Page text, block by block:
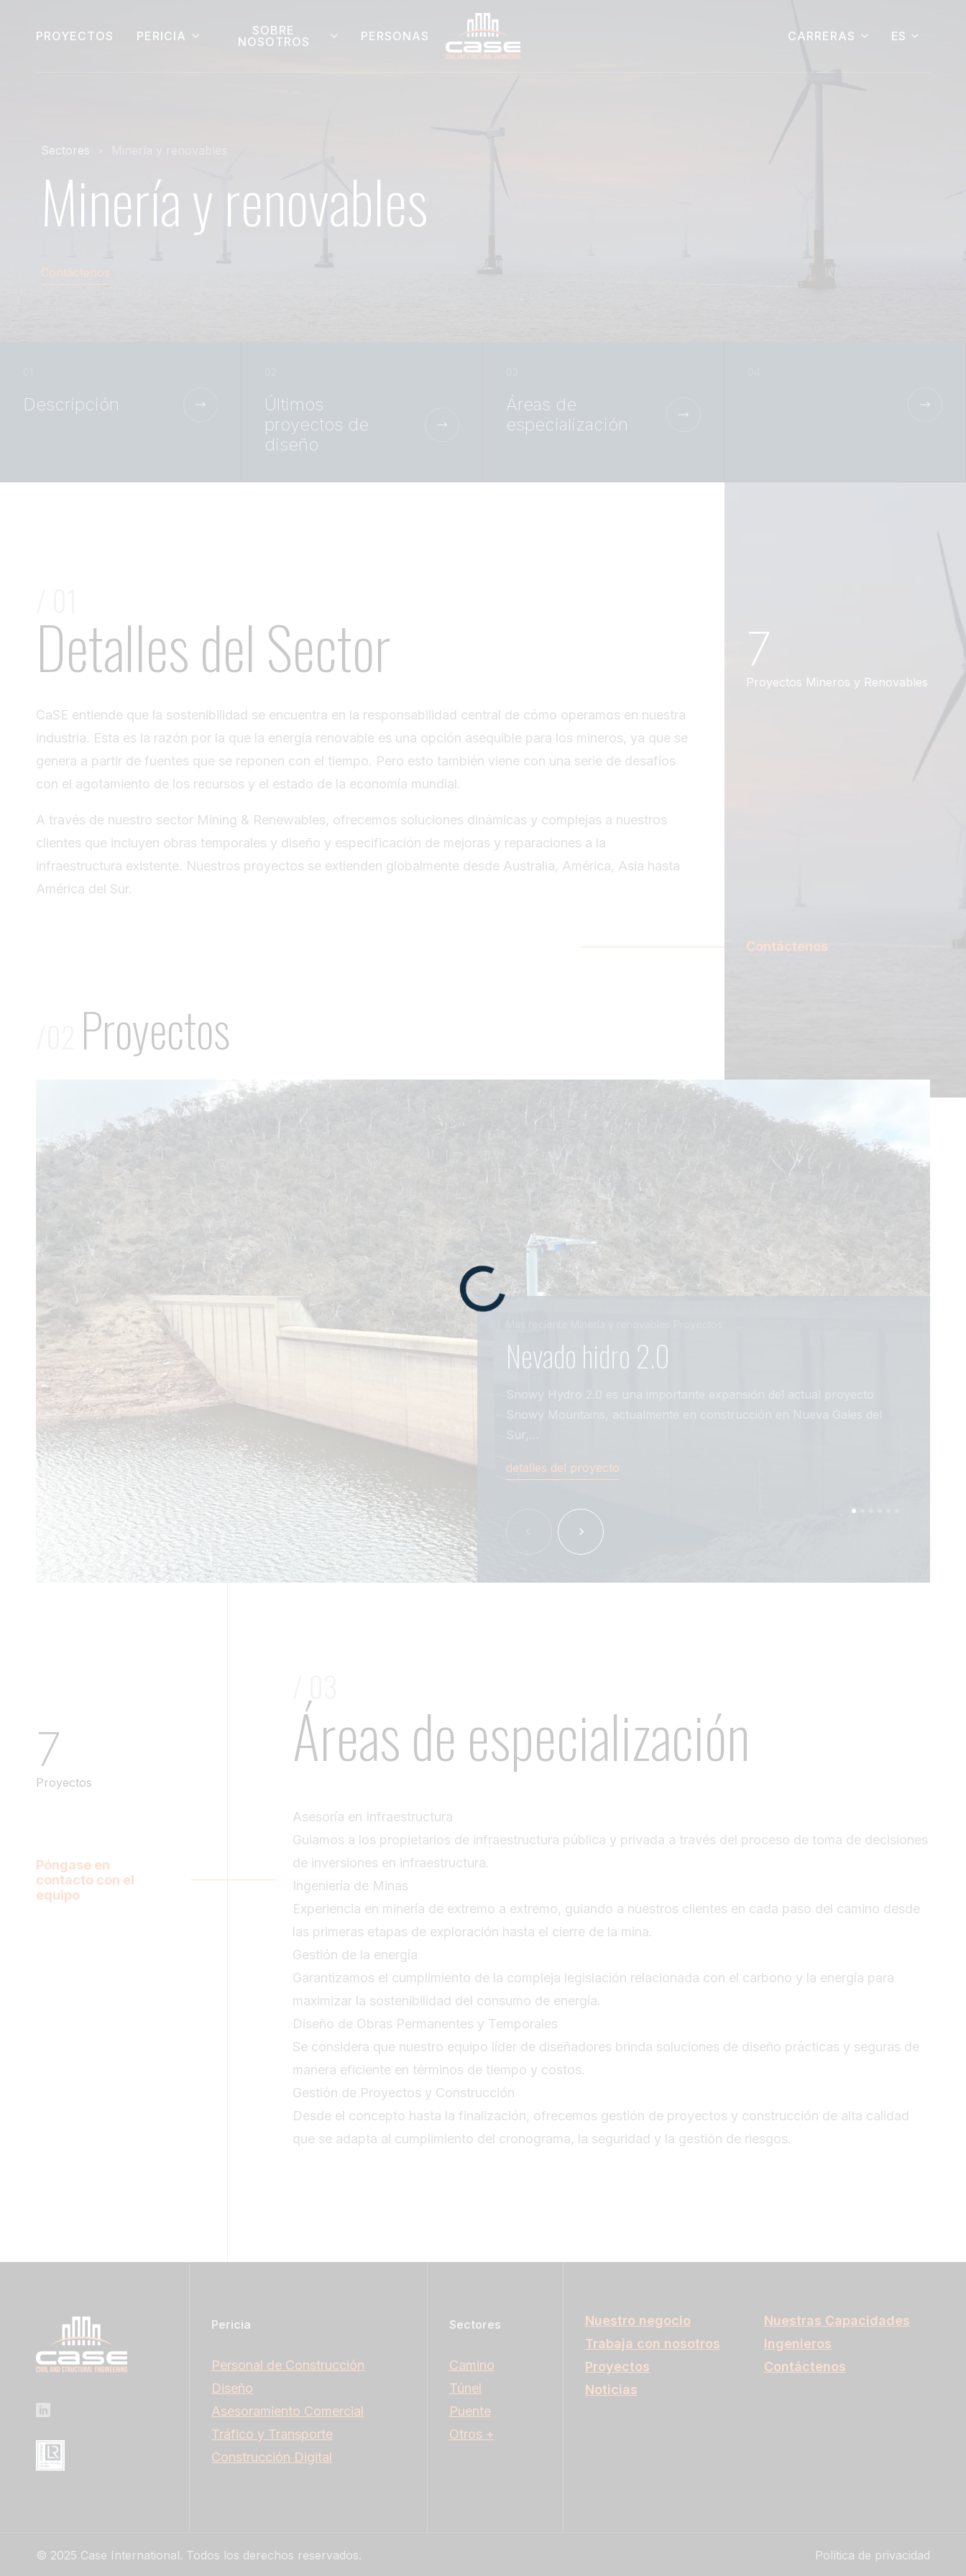
PROYECTOS PERICIA
SOBRE
NOSOTROS
PERSONAS CARRERAS ES
Sectores
Minería y renovables
Contáctenos
Descripción
Últimos
proyectos de
diseño
Áreas de
especialización
Detalles del Sector
CaSE entiende que la sostenibilidad se encuentra en la responsabilidad central de cómo operamos en nuestra
industria. Esta es la razón por la que la energía renovable es una opción asequible para los mineros, ya que se
genera a partir de fuentes que se reponen con el tiempo. Pero esto también viene con una serie de desafíos
con el agotamiento de los recursos y el estado de la economía mundial.
A través de nuestro sector Mining & Renewables, ofrecemos soluciones dinámicas y complejas a nuestros
clientes que incluyen obras temporales y diseño y especificación de mejoras y reparaciones a la
infraestructura existente. Nuestros proyectos se extienden globalmente desde Australia, América, Asia hasta
América del Sur.
7
Proyectos Mineros y Renovables
Contáctenos
Proyectos
Nevado hidro 2.0
Snowy Hydro 2.0 es una importante expansión del actual proyecto
Snowy Mountains, actualmente en construcción en Nueva Gales del
Sur,…
detalles del proyecto
7
Proyectos
Póngase en
contacto con el
equipo
Áreas de especialización
Asesoría en Infraestructura
Guiamos a los propietarios de infraestructura pública y privada a través del proceso de toma de decisiones
de inversiones en infraestructura.
Ingeniería de Minas
Experiencia en minería de extremo a extremo, guiando a nuestros clientes en cada paso del camino desde
las primeras etapas de exploración hasta el cierre de la mina.
Gestión de la energía
Garantizamos el cumplimiento de la compleja legislación relacionada con el carbono y la energía para
maximizar la sostenibilidad del consumo de energía.
Diseño de Obras Permanentes y Temporales
Se considera que nuestro equipo líder de diseñadores brinda soluciones de diseño prácticas y seguras de
manera eficiente en términos de tiempo y costos.
Gestión de Proyectos y Construcción
Desde el concepto hasta la finalización, ofrecemos gestión de proyectos y construcción de alta calidad
que se adapta al cumplimiento del cronograma, la seguridad y la gestión de riesgos.
Pericia
Personal de Construcción
Diseño
Asesoramiento Comercial
Tráfico y Transporte
Construcción Digital
Sectores
Camino
Túnel
Puente
Otros +
Nuestro negocio
Trabaja con nosotros
Proyectos
Noticias
Nuestras Capacidades
Ingenieros
Contáctenos
© 2025 Case International. Todos los derechos reservados. Política de privacidad